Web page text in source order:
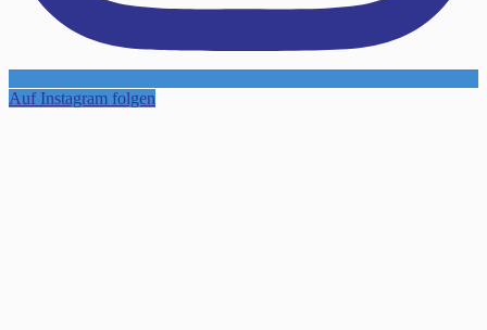
Auf Instagram folgen